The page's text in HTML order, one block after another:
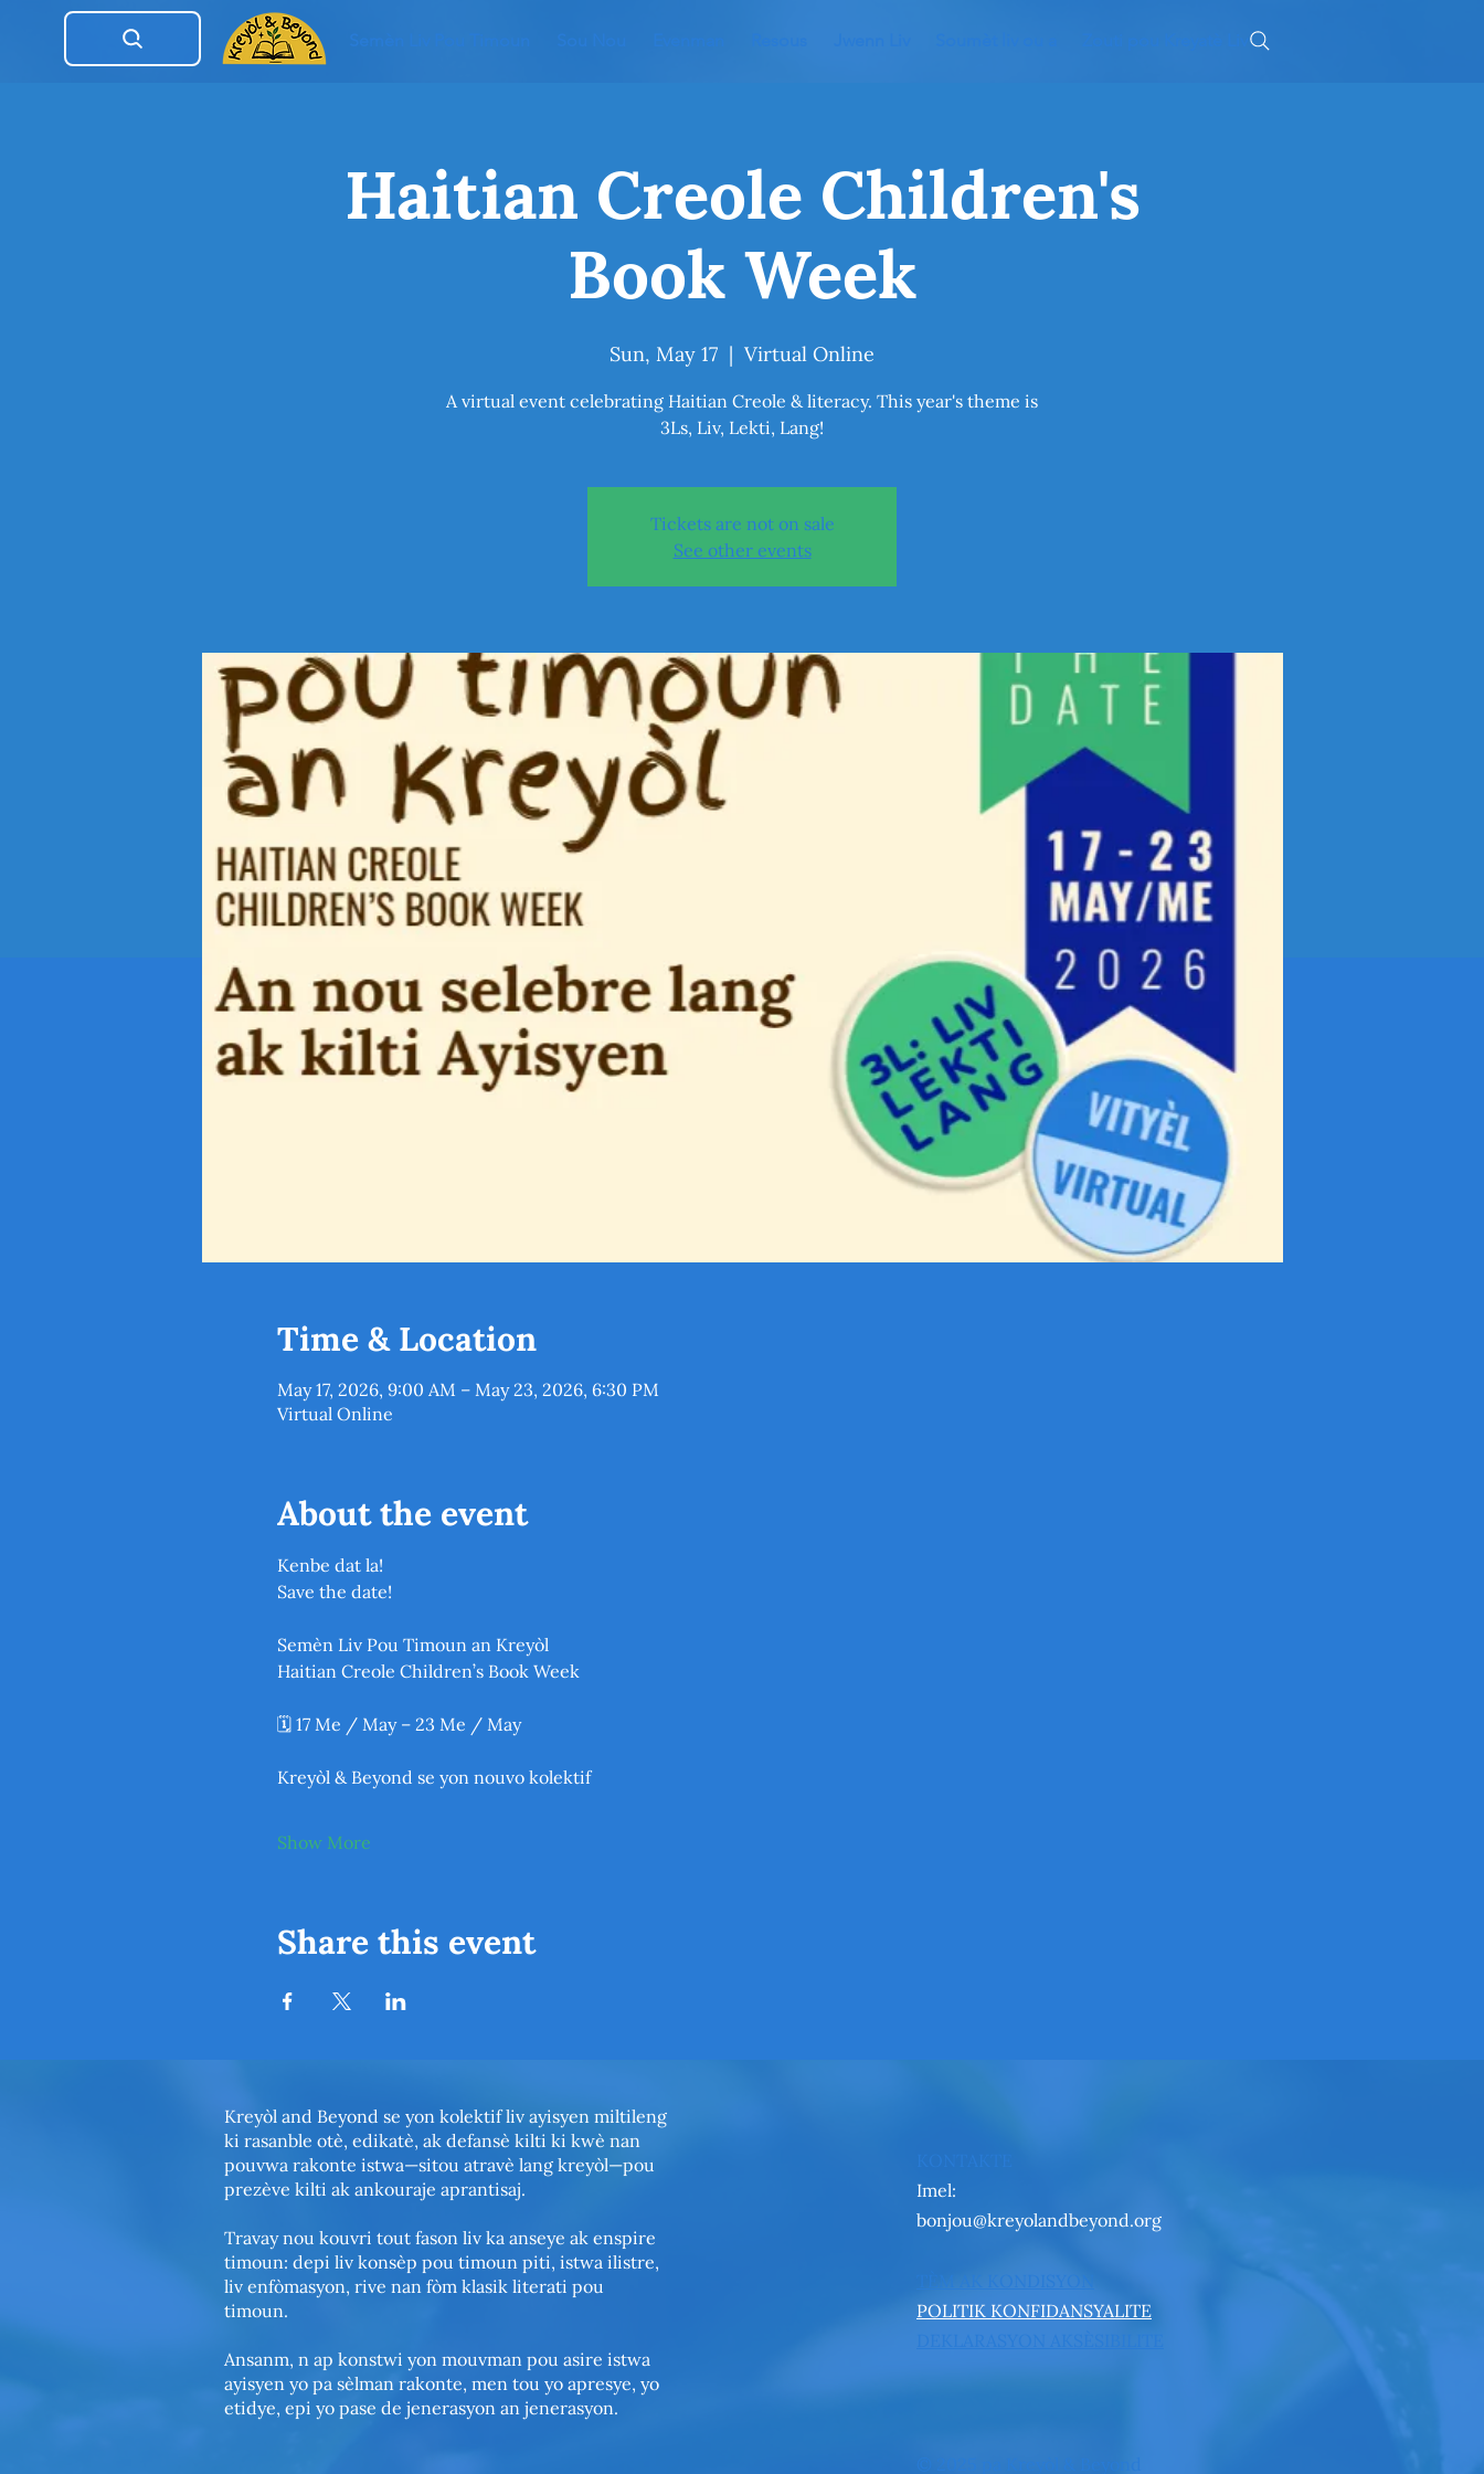
Haitian Creole Children's
Book Week
Sun, May 17
  |
Virtual Online
A virtual event celebrating Haitian Creole & literacy. This year's theme is
3Ls, Liv, Lekti, Lang!
Tickets are not on sale
See other events
Time & Location
May 17, 2026, 9:00 AM – May 23, 2026, 6:30 PM
Virtual Online
About the event
Kenbe dat la!
Save the date!
Semèn Liv Pou Timoun an Kreyòl
Haitian Creole Children’s Book Week
🗓️ 17 Me / May – 23 Me / May
Kreyòl & Beyond se yon nouvo kolektif
Show More
Share this event
Kreyòl and Beyond se yon kolektif liv ayisyen miltileng
ki rasanble otè, edikatè, ak defansè kilti ki kwè nan
pouvwa rakonte istwa—sitou atravè lang kreyòl—pou
prezève kilti ak ankouraje aprantisaj.
Travay nou kouvri tout fason liv ka anseye ak enspire
timoun: depi liv konsèp pou timoun piti, istwa ilistre,
liv enfòmasyon, rive nan fòm klasik literati pou
timoun.
Ansanm, n ap konstwi yon mouvman pou asire istwa
ayisyen yo pa sèlman rakonte, men tou yo apresye, yo
etidye, epi yo pase de jenerasyon an jenerasyon.
Imel:
bonjou@kreyolandbeyond.org
POLITIK KONFIDANSYALITE